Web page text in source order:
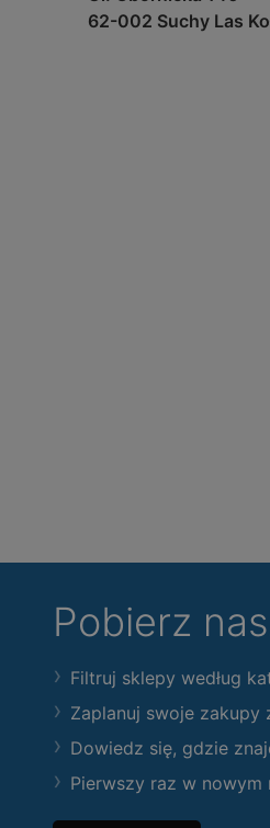
62-002 Suchy Las
Pobierz
Filtruj sklepy według
Zaplanuj swoje zakupy
Dowiedz się, gdzie
Pierwszy raz w